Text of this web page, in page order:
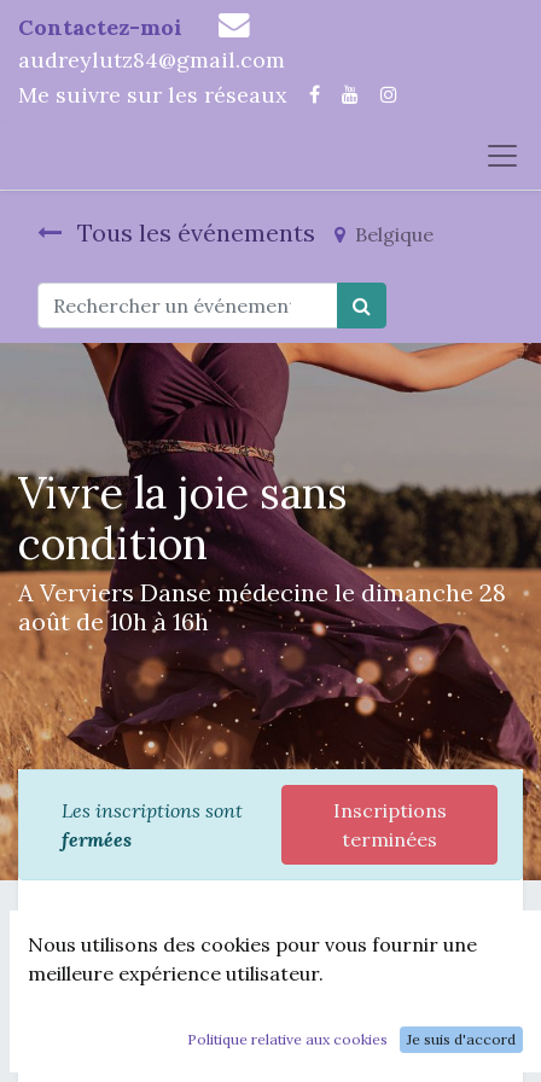
Contactez-moi
audreylutz84@gmail.com
Me suivre sur les réseaux
Tous les événements Belgique
Vivre la joie sans
condition
A Verviers Danse médecine le dimanche 28
août de 10h à 16h
Les inscriptions sont
fermées
Inscriptions
terminées
JOURNEE DANSE MEDECINE DIMANCHE 28
AOUT A VERVIERS 10H 16H
info@o-s-e.be
Nous utilisons des cookies pour vous fournir une
meilleure expérience utilisateur.
Politique relative aux cookies Je suis d'accord